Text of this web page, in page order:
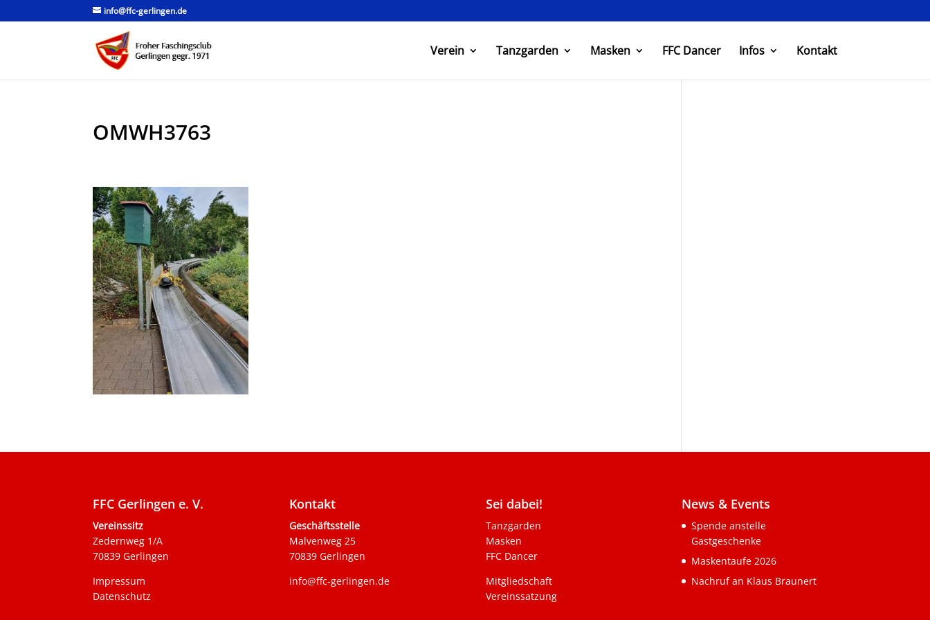
info@ffc-gerlingen.de
Verein Tanzgarden Masken FFC Dancer Infos Kontakt
OMWH3763
FFC Gerlingen e. V.
Vereinssitz
Zedernweg 1/A
70839 Gerlingen
Impressum
Datenschutz
Kontakt
Geschäftsstelle
Malvenweg 25
70839 Gerlingen
info@ffc-gerlingen.de
Sei dabei!
Tanzgarden
Masken
FFC Dancer
Mitgliedschaft
Vereinssatzung
News & Events
Spende anstelle
Gastgeschenke
Maskentaufe 2026
Nachruf an Klaus Braunert